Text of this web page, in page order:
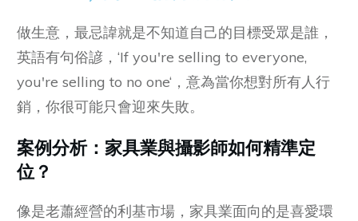
做生意，最忌諱就是不知道自己的目標受眾是誰，
英語有句俗諺，‘If you're selling to everyone,
you're selling to no one‘，意為當你想對所有人行
銷，你很可能只會迎來失敗。
案例分析：家具業與攝影師如何精準定
位？
像是老蕭經營的利基市場，家具業面向的是喜愛環